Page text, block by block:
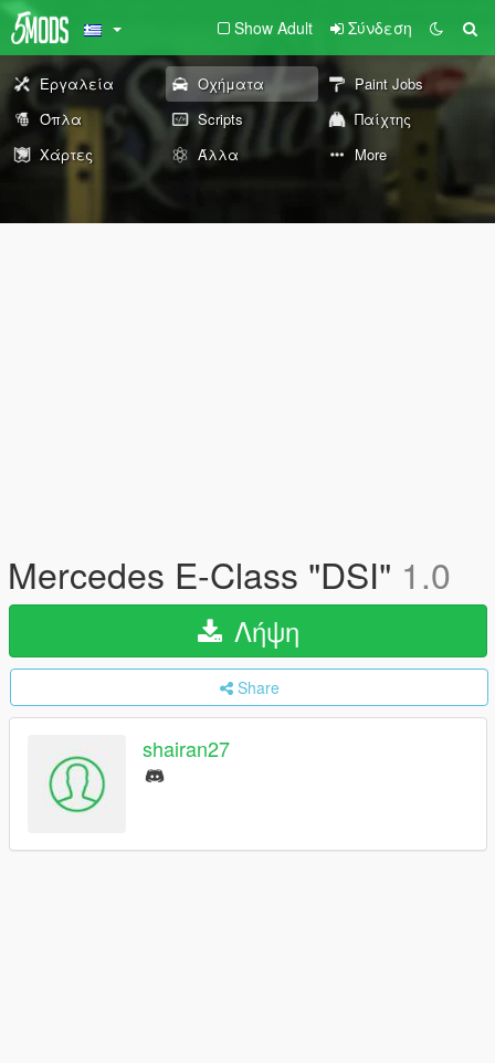
Show Adult Σύνδεση
Εργαλεία Οχήματα
Paint Jobs
Όπλα
Scripts
Παίχτης
Χάρτες
Άλλα More
Mercedes E-Class "DSI" 1.0
Λήψη
Share
shairan27